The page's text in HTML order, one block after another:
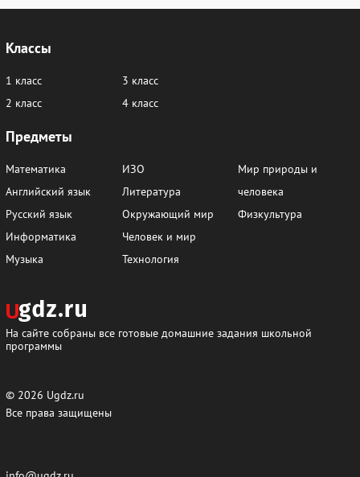
Классы
1 класс
2 класс
3 класс
4 класс
Предметы
Математика
Английский язык
Русский язык
Информатика
Музыка
ИЗО
Литература
Окружающий мир
Человек и мир
Технология
Мир природы и
человека
Физкультура
На сайте собраны все готовые домашние задания школьной
программы
© 2026 Ugdz.ru
Все права защищены